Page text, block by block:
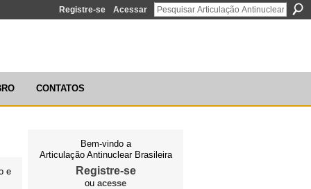
Registre-se Acessar
CONTATOS
e
Bem-vindo a
Articulação Antinuclear Brasileira
Registre-se
ou acesse